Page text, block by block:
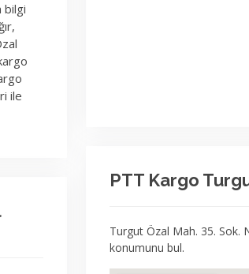
bilgi
ile
PTT Kargo
Turgut Özal Mah. 35. Sok.
konumunu bul.